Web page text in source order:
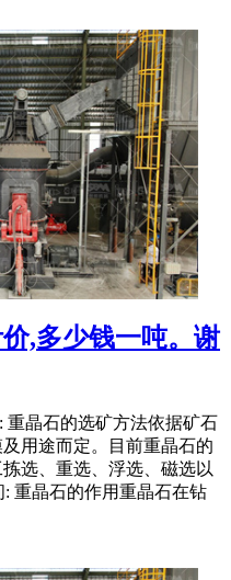
,多少钱一吨。谢
重晶石的选矿方法依据矿石
用途而定。目前重晶石的
选、重选、浮选、磁选以
重晶石的作用重晶石在钻